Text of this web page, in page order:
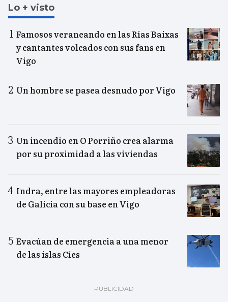
Lo + visto
Famosos veraneando en las Rías Baixas
y cantantes volcados con sus fans en
Vigo
Un hombre se pasea desnudo por Vigo
Un incendio en O Porriño crea alarma
por su proximidad a las viviendas
Indra, entre las mayores empleadoras
de Galicia con su base en Vigo
Evacúan de emergencia a una menor
de las islas Cíes